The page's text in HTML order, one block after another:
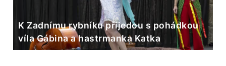
K Zadnímu rybníku přijedou s pohádkou
víla Gábina a hastrmanka Katka